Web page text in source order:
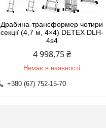
Драбина-трансформер чотири
секції (4,7 м, 4×4) DETEX DLH-
4s4
4 998,75 ₴
Немає в наявності
+380 (67) 752-15-70